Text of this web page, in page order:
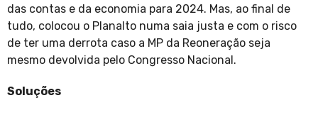
das contas e da economia para 2024. Mas, ao final de
tudo, colocou o Planalto numa saia justa e com o risco
de ter uma derrota caso a MP da Reoneração seja
mesmo devolvida pelo Congresso Nacional.
Soluções